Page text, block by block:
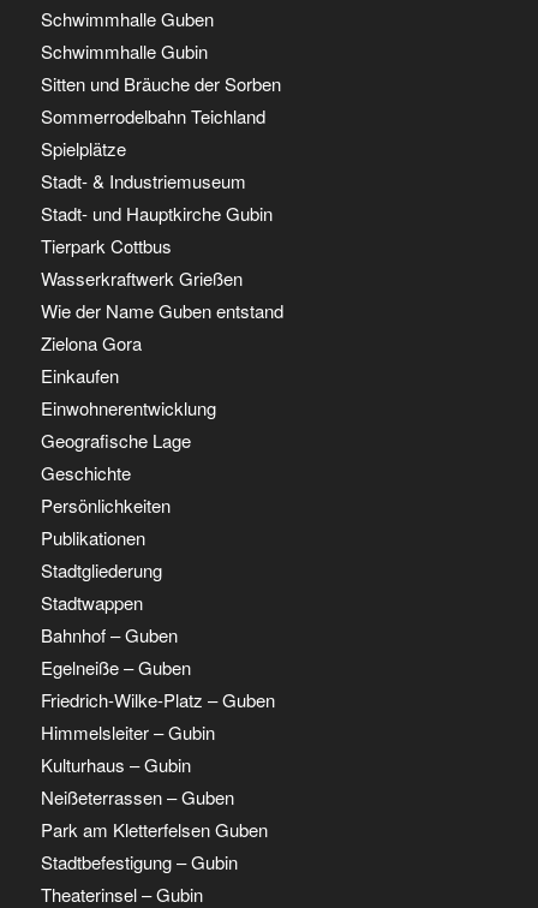
Schwimmhalle Guben
Schwimmhalle Gubin
Sitten und Bräuche der Sorben
Sommerrodelbahn Teichland
Spielplätze
Stadt- & Industriemuseum
Stadt- und Hauptkirche Gubin
Tierpark Cottbus
Wasserkraftwerk Grießen
Wie der Name Guben entstand
Zielona Gora
Einkaufen
Einwohnerentwicklung
Geografische Lage
Geschichte
Persönlichkeiten
Publikationen
Stadtgliederung
Stadtwappen
Bahnhof – Guben
Egelneiße – Guben
Friedrich-Wilke-Platz – Guben
Himmelsleiter – Gubin
Kulturhaus – Gubin
Neißeterrassen – Guben
Park am Kletterfelsen Guben
Stadtbefestigung – Gubin
Theaterinsel – Gubin